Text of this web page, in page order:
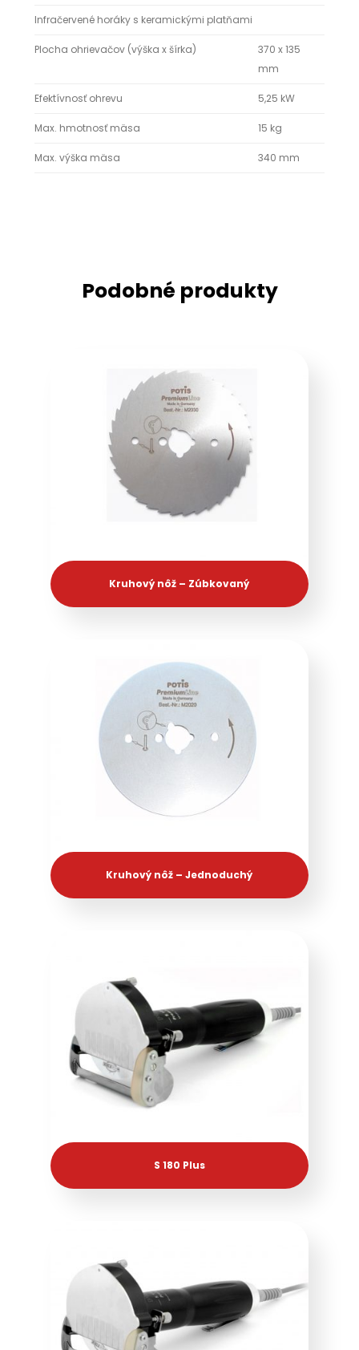
Infračervené horáky s keramickými platňami
Plocha ohrievačov (výška x šírka)
370 x 135
mm
Efektívnosť ohrevu 5,25 kW
Max. hmotnosť mäsa 15 kg
Max. výška mäsa 340 mm
Podobné produkty
Kruhový nôž – Zúbkovaný
Kruhový nôž – Jednoduchý
S 180 Plus